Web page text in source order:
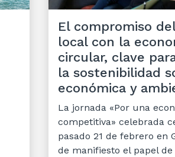
El compromiso
local con la
circular, clave
la sostenibilidad
económica y
La jornada «Por una
competitiva» celebrada
pasado 21 de febrero en
de manifiesto el papel de